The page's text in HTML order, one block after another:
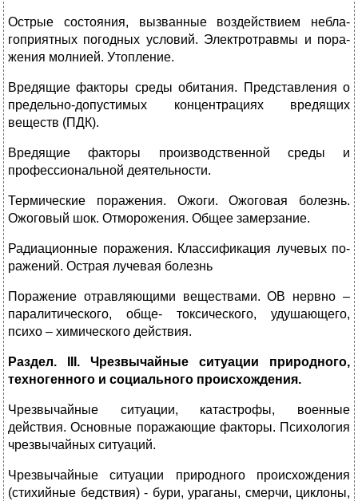
Острые состояния, выз­ванные воздействием небла­
гоприятных погодных усло­вий. Электротравмы и пора­
жения молнией. Утопле­ние.
Вредящие факторы среды обитания. Представления о
предельно-допустимых концентрациях вредящих
веществ (ПДК).
Вредящие факторы производственной среды и
профессиональной деятельности.
Термические поражения. Ожоги. Ожоговая болезнь.
Ожоговый шок. Отморожения. Общее замерзание.
Радиационные поражения. Классификация лучевых по­
ражений. Острая лучевая болезнь
Поражение отравляющими веществами. ОВ нервно –
паралитического, обще- токсического, удушающего,
психо – химического дейс­твия.
Раздел. II
. Чрезвычайные ситуации природного,
техногенного и социального происхождения.
Чрезвычайные ситуа­ции, катастрофы, военные
действия. Основные поражающие факторы. Психо­логия
чрезвычайных ситуа­ций.
Чрезвычайные ситуа­ции природного происхожде­ния
(стихийные бедствия) - бури, ураганы, смерчи, циклоны,